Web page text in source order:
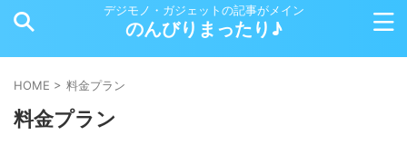
デジモノ・ガジェットの記事がメイン
のんびりまったり♪
HOME > 料金プラン
料金プラン